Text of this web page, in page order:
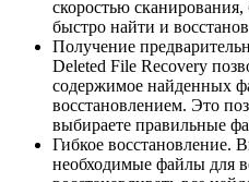
скоростью
быстро найти и
Получение
Deleted File Recovery
содержимое найденных
восстановлением. Это
выбираете правильные
Гибкое восстановление.
необходимые файлы для